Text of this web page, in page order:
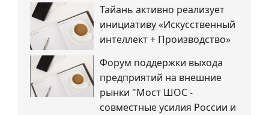
Тайань активно реализует
инициативу «Искусственный
интеллект + Производство»
Форум поддержки выхода
предприятий на внешние
рынки "Мост ШОС -
совместные усилия России и